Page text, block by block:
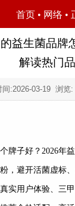
首页 • 网络 •
益生菌品牌
解读热门
间:2026-03-19 浏览:
牌子好？2026年
，避开活菌虚标
实用户体验、三